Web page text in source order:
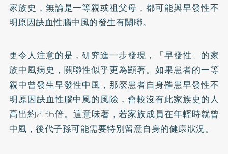
家族史，無論是一等親或祖父母，都可能與早發性不
明原因缺血性腦中風的發生有關聯。
更令人注意的是，研究進一步發現，「早發性」的家
族中風病史，關聯性似乎更為顯著。如果患者的一等
親中曾發生早發性中風，那麼患者自身罹患早發性不
明原因缺血性腦中風的風險，會較沒有此家族史的人
高出約2.36倍。這意味著，若家族成員在年輕時就曾
中風，後代子孫可能需要特別留意自身的健康狀況。